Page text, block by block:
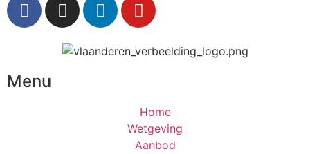
Menu
Home
Wetgeving
Aanbod